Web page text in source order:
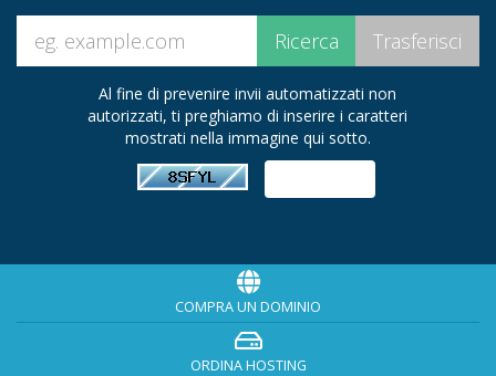
Al fine di prevenire invii automatizzati non
autorizzati, ti preghiamo di inserire i caratteri
mostrati nella immagine qui sotto.
COMPRA UN DOMINIO
ORDINA HOSTING